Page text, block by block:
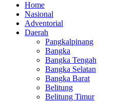
Home
Nasional
Adventorial
Daerah
Pangkalpinang
Bangka
Bangka Tengah
Bangka Selatan
Bangka Barat
Belitung
Belitung Timur